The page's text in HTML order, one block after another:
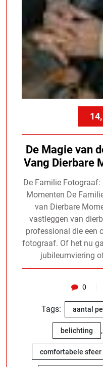
De Magie van
Vang Dierbare
De Familie Fotograaf:
Momenten De
van Dierbare
vastleggen van
professional die een
fotograaf. Of het nu
jubileumviering
0
Tags: aantal
belichting ,
comfortabele sfeer